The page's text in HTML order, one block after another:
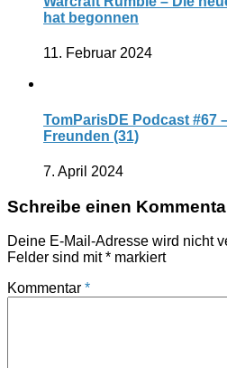
hat begonnen
11. Februar 2024
TomParisDE Podcast #67
Freunden (31)
7. April 2024
Schreibe einen
Deine E-Mail-Adresse wird nicht
Felder sind mit* markiert
Kommentar *